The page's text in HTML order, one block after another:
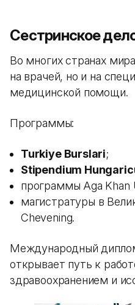
Сестринское
Во многих странах
на врачей, но и на
медицинской помощи.
Программы:
Turkiye Burslari;
Stipendium
программы Aga Khan
магистратуры в
Chevening.
Международный
открывает путь к
здравоохранением и